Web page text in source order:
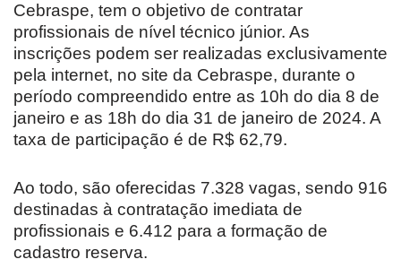
Cebraspe, tem o objetivo de contratar
profissionais de nível técnico júnior. As
inscrições podem ser realizadas exclusivamente
pela internet, no site da Cebraspe, durante o
período compreendido entre as 10h do dia 8 de
janeiro e as 18h do dia 31 de janeiro de 2024. A
taxa de participação é de R$ 62,79.
Ao todo, são oferecidas 7.328 vagas, sendo 916
destinadas à contratação imediata de
profissionais e 6.412 para a formação de
cadastro reserva.